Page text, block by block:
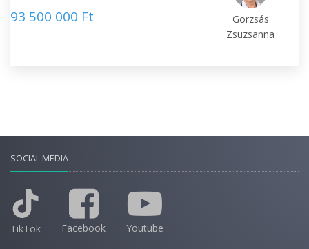
93 500 000 Ft
Gorzsás
Zsuzsanna
SOCIAL MEDIA
TikTok Facebook Youtube